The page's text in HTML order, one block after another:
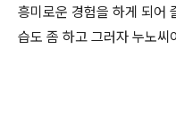
흥미로운 경험을 하게 되어
습도 좀 하고 그러자 누노씨